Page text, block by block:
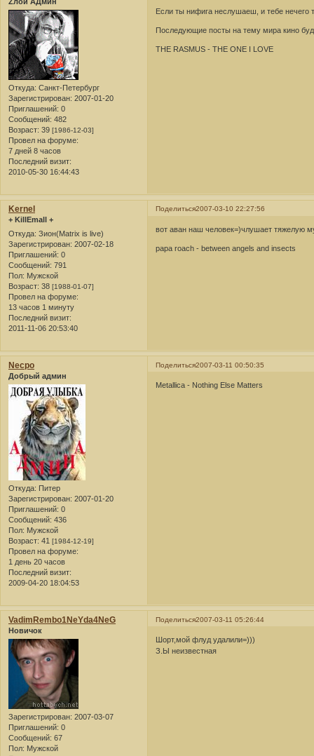
Откуда: Санкт-Петербург
Зарегистрирован: 2007-01-20
Приглашений: 0
Сообщений: 482
Возраст: 39 [1986-12-03]
Провел на форуме:
7 дней 8 часов
Последний визит:
2010-05-30 16:44:43
Если ты нифига неслушаеш, и тебе нечего
Последующие посты на тему мира кино
THE RASMUS - THE ONE I LOVE
Поделиться2007-03-10 22:27:56
Kernel
+ KillEmall +
Откуда: Зион(Matrix is live)
Зарегистрирован: 2007-02-18
Приглашений: 0
Сообщений: 791
Пол: Мужской
Возраст: 38 [1988-01-07]
Провел на форуме:
13 часов 1 минуту
Последний визит:
2011-11-06 20:53:40
вот аван наш человек=)члушает тяжелую
papa roach - between angels and insects
Поделиться2007-03-11 00:50:35
Necpo
Добрый админ
Откуда: Питер
Зарегистрирован: 2007-01-20
Приглашений: 0
Сообщений: 436
Пол: Мужской
Возраст: 41 [1984-12-19]
Провел на форуме:
1 день 20 часов
Последний визит:
2009-04-20 18:04:53
Metallica - Nothing Else Matters
Поделиться2007-03-11 05:26:44
VadimRembo1NeYda4NeG
Новичок
Зарегистрирован: 2007-03-07
Приглашений: 0
Сообщений: 67
Пол: Мужской
Шорт,мой флуд удалили=)))
З.Ы неизвестная